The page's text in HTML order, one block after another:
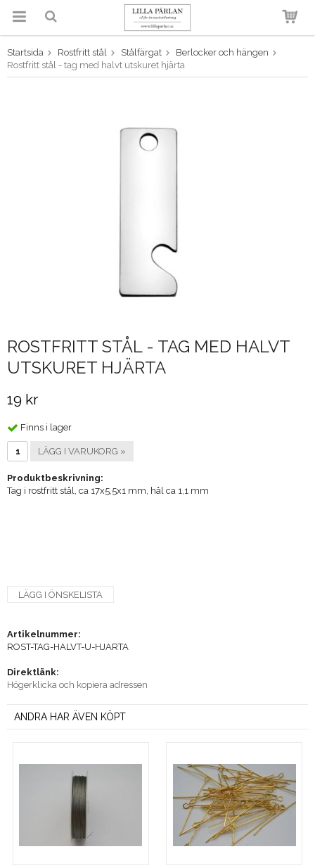
Produkten har blivit tillagd i
varukorgen
Startsida Rostfritt stål Stålfärgat
Berlocker och hängen
Rostfritt stål - tag med halvt utskuret hjärta
ROSTFRITT STÅL - TAG MED HALVT
UTSKURET HJÄRTA
19 kr
Finns i lager
LÄGG I VARUKORG »
Produktbeskrivning:
Tag i rostfritt stål, ca 17x5,5x1 mm, hål ca 1,1 mm
LÄGG I ÖNSKELISTA
Artikelnummer:
ROST-TAG-HALVT-U-HJARTA
Direktlänk:
Högerklicka och kopiera adressen
ANDRA HAR ÄVEN KÖPT